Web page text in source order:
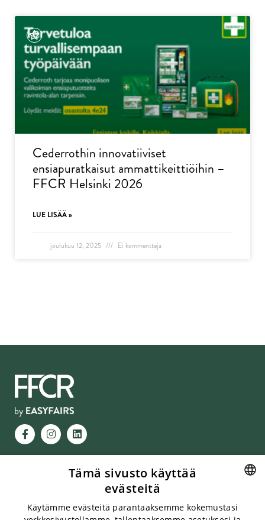
Cederrothin innovatiiviset
ensiapuratkaisut ammattikeittiöihin –
FFCR Helsinki 2026
LUE LISÄÄ »
joulukuu 12, 2025 Ei kommentteja
AUKIOLOAJAT
13.1.2027, 10-18
14.1.2027, 10-17
Tämä sivusto käyttää
evästeitä
Käytämme evästeitä parantaaksemme kokemustasi